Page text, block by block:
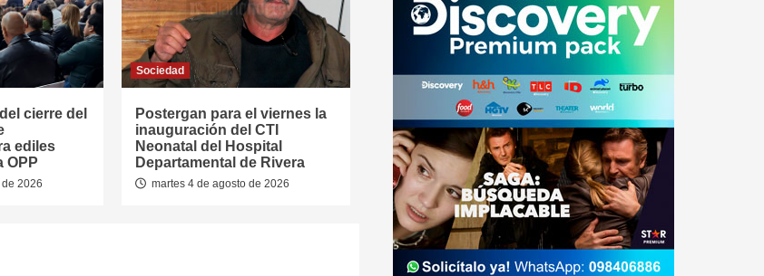
cierre del
ediles
OPP
2026
Sociedad
Postergan para el viernes la
inauguración del CTI
Neonatal del Hospital
Departamental de Rivera
martes 4 de agosto de 2026